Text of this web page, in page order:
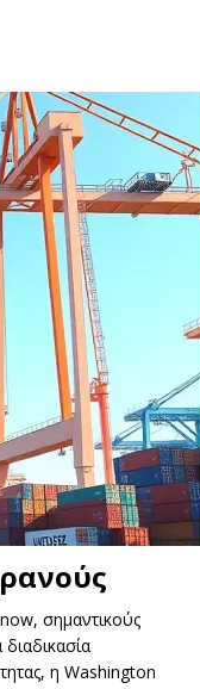
σημαντικούς
η Washington